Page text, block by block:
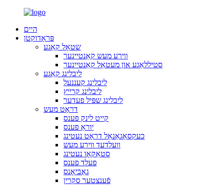
היים
פּראָדוקטן
שטאָל קאַגע
ווירע מעש קאַנטיינער
סטיללאַגע און מעטאַל קאַנטיינער
ליבלינג קאַגע
ליבלינג קעננעל
ליבלינג קרייץ
ליבלינג שפּיל פעדער
דראָט מעש
קייט לינק פענס
יוראַ פענס
כעקסאַגאַנאַל דראָט נעטינג
וועלדעד ווירע מעש
סטאַקאָו נעטינג
פעלד פענס
גאַביאָנס
פֿענצטער סקרין